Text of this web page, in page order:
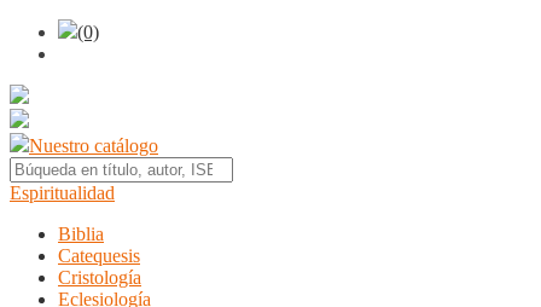
(0)
Nuestro catálogo
Espiritualidad
Biblia
Catequesis
Cristología
Eclesiología